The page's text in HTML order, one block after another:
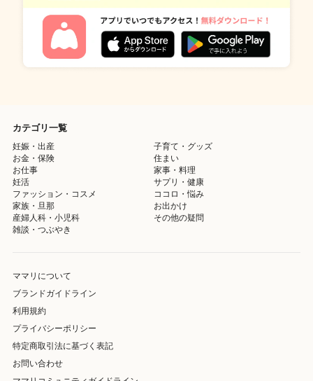
カテゴリ一覧
妊娠・出産
子育て・グッズ
お金・保険
住まい
お仕事
家事・料理
妊活
サプリ・健康
ファッション・コスメ
ココロ・悩み
家族・旦那
お出かけ
産婦人科・小児科
その他の疑問
雑談・つぶやき
ママリについて
ブランドガイドライン
利用規約
プライバシーポリシー
特定商取引法に基づく表記
お問い合わせ